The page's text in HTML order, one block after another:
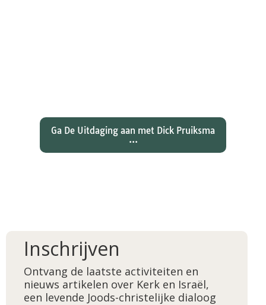
Ga De Uitdaging aan met Dick Pruiksma
...
Inschrijven
Ontvang de laatste activiteiten en
nieuws artikelen over Kerk en Israël,
een levende Joods-christelijke dialoog